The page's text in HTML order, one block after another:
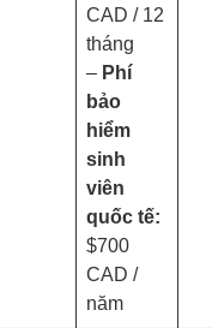
CAD / 12
tháng
– Phí
bảo
hiểm
sinh
viên
quốc tế:
$700
CAD /
năm